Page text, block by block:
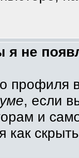
я не
, если
и
как